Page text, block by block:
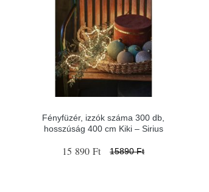
Fényfüzér, izzók száma 300 db,
hosszúság 400 cm Kiki – Sirius
15 890 Ft 15890 Ft